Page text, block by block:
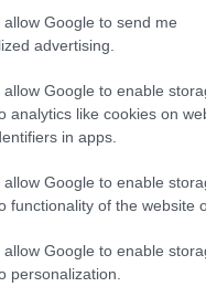
allow Google to send me
advertising.
allow Google to enable
analytics like cookies on
in apps.
allow Google to enable
functionality of the website
allow Google to enable
personalization.
28°
Νοτιοδυτικός
29°